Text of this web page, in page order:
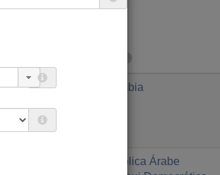
2014 Colombia
República Árabe